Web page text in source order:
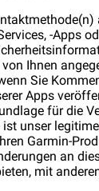
-Apps
Ihnen
Sie
Apps
für die
unser
Garmin-
an
mit